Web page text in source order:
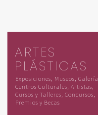
ARTES
PLÁSTICAS
Exposiciones, Museos,
Centros Culturales, Artistas,
Cursos y Talleres, Concursos,
Premios y Becas